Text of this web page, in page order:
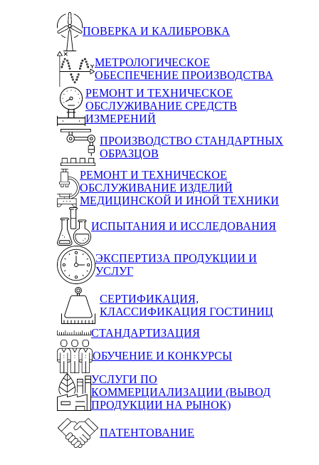
ПОВЕРКА И КАЛИБРОВКА
МЕТРОЛОГИЧЕСКОЕ
ОБЕСПЕЧЕНИЕ ПРОИЗВОДСТВА
РЕМОНТ И ТЕХНИЧЕСКОЕ
ОБСЛУЖИВАНИЕ СРЕДСТВ
ИЗМЕРЕНИЙ
ПРОИЗВОДСТВО СТАНДАРТНЫХ
ОБРАЗЦОВ
РЕМОНТ И ТЕХНИЧЕСКОЕ
ОБСЛУЖИВАНИЕ ИЗДЕЛИЙ
МЕДИЦИНСКОЙ И ИНОЙ ТЕХНИКИ
ИСПЫТАНИЯ И ИССЛЕДОВАНИЯ
ЭКСПЕРТИЗА ПРОДУКЦИИ И
УСЛУГ
СЕРТИФИКАЦИЯ,
КЛАССИФИКАЦИЯ ГОСТИНИЦ
СТАНДАРТИЗАЦИЯ
ОБУЧЕНИЕ И КОНКУРСЫ
УСЛУГИ ПО
КОММЕРЦИАЛИЗАЦИИ (ВЫВОД
ПРОДУКЦИИ НА РЫНОК)
ПАТЕНТОВАНИЕ